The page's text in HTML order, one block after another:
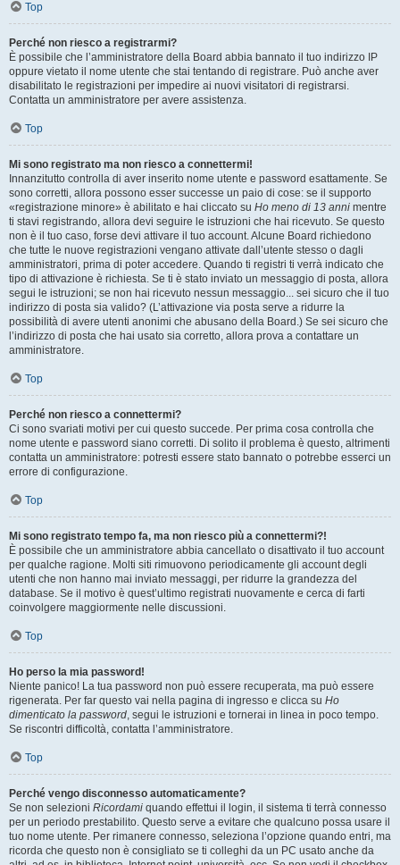
Top
Perché non riesco a registrarmi?
È possibile che l’amministratore della Board abbia bannato il tuo indirizzo IP
oppure vietato il nome utente che stai tentando di registrare. Può anche aver
disabilitato le registrazioni per impedire ai nuovi visitatori di registrarsi.
Contatta un amministratore per avere assistenza.
Top
Mi sono registrato ma non riesco a connettermi!
Innanzitutto controlla di aver inserito nome utente e password esattamente. Se
sono corretti, allora possono esser successe un paio di cose: se il supporto
«registrazione minore» è abilitato e hai cliccato su Ho meno di 13 anni mentre
ti stavi registrando, allora devi seguire le istruzioni che hai ricevuto. Se questo
non è il tuo caso, forse devi attivare il tuo account. Alcune Board richiedono
che tutte le nuove registrazioni vengano attivate dall’utente stesso o dagli
amministratori, prima di poter accedere. Quando ti registri ti verrà indicato che
tipo di attivazione è richiesta. Se ti è stato inviato un messaggio di posta, allora
segui le istruzioni; se non hai ricevuto nessun messaggio... sei sicuro che il tuo
indirizzo di posta sia valido? (L’attivazione via posta serve a ridurre la
possibilità di avere utenti anonimi che abusano della Board.) Se sei sicuro che
l’indirizzo di posta che hai usato sia corretto, allora prova a contattare un
amministratore.
Top
Perché non riesco a connettermi?
Ci sono svariati motivi per cui questo succede. Per prima cosa controlla che
nome utente e password siano corretti. Di solito il problema è questo, altrimenti
contatta un amministratore: potresti essere stato bannato o potrebbe esserci un
errore di configurazione.
Top
Mi sono registrato tempo fa, ma non riesco più a connettermi?!
È possibile che un amministratore abbia cancellato o disattivato il tuo account
per qualche ragione. Molti siti rimuovono periodicamente gli account degli
utenti che non hanno mai inviato messaggi, per ridurre la grandezza del
database. Se il motivo è quest’ultimo registrati nuovamente e cerca di farti
coinvolgere maggiormente nelle discussioni.
Top
Ho perso la mia password!
Niente panico! La tua password non può essere recuperata, ma può essere
rigenerata. Per far questo vai nella pagina di ingresso e clicca su Ho
dimenticato la password, segui le istruzioni e tornerai in linea in poco tempo.
Se riscontri difficoltà, contatta l’amministratore.
Top
Perché vengo disconnesso automaticamente?
Se non selezioni Ricordami quando effettui il login, il sistema ti terrà connesso
per un periodo prestabilito. Questo serve a evitare che qualcuno possa usare il
tuo nome utente. Per rimanere connesso, seleziona l’opzione quando entri, ma
ricorda che questo non è consigliato se ti colleghi da un PC usato anche da